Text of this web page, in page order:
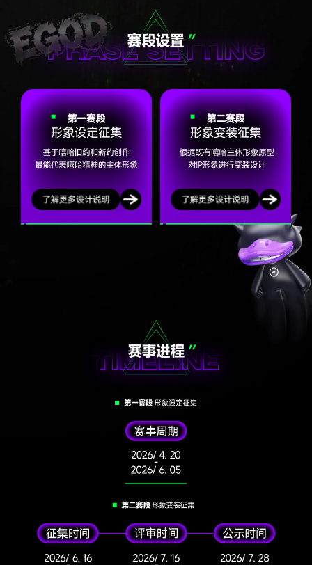
如果借用基督教的隐喻：不是"神拯救人"，而
是"人通过表达完成自我拯救"。
三、反叛：质疑秩序的神学
宗教里常有"先知挑战旧秩序"的情节。
嘻哈的反叛，本质上也是对既有权力结构的质
疑。
它说：我拒绝被定义；我不接受单一标准；我自
己就是答案。这种反叛不是破坏，而是重建价值
体系。
四、共同体：街区即教堂
宗教需要教堂、清真寺或寺庙。
嘻哈的"圣地"是街头、地下俱乐部、涂鸦墙。
节奏统一身体，韵律统一情绪。
嘻哈不是个人主义的狂欢，而是一种群体认同。
五、修行：从边缘到王者
在佛教里，修行是不断突破自我执念。
真正的嘻哈精神不是张扬，而是：真实、克制、
有立场、不随波逐流，当一个人足够强，他不再
需要对抗。那是"觉醒"的阶段。
六、终极隐喻：嘻哈不是风格，是信仰
嘻哈相信人可以用声音创造身份。
嘻哈相信真实是最高的神。